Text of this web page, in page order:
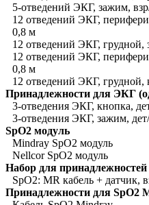
5-отведений ЭКГ, зажим,
12 отведений ЭКГ,
0,8 м
12 отведений ЭКГ, грудной,
12 отведений ЭКГ,
0,8 м
12 отведений ЭКГ, грудной,
Принадлежности для ЭКГ
3-отведения ЭКГ, кнопка,
3-отведения ЭКГ, зажим,
SpO2 модуль
Mindray SpO2 модуль
Nellcor SpO2 модуль
Набор для принадлежностей
SpO2: MR кабель + датчик,
Принадлежности для SpO2